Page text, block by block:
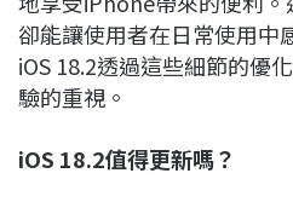
卻能讓使用者在日常使用中
iOS 18.2透過這些細節的優
驗的重視。
iOS 18.2值得更新嗎？